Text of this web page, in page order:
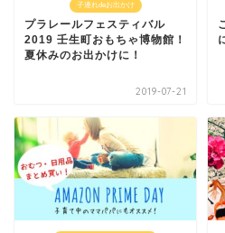
子連れdeお出かけ
プラレールフェスティバル
2019 壬生町おもちゃ博物館！
夏休みのお出かけに！
2019-07-21